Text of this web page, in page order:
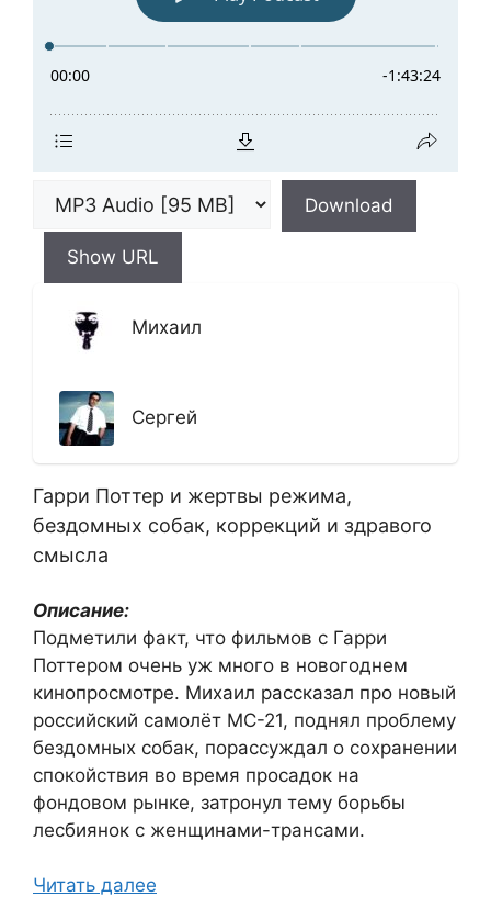
Download
Show URL
Михаил
Сергей
Гарри Поттер и жертвы режима,
бездомных собак, коррекций и здравого
смысла
Описание:
Подметили факт, что фильмов с Гарри
Поттером очень уж много в новогоднем
кинопросмотре. Михаил рассказал про новый
российский самолёт МС-21, поднял проблему
бездомных собак, порассуждал о сохранении
спокойствия во время просадок на
фондовом рынке, затронул тему борьбы
лесбиянок с женщинами-трансами.
Читать далее